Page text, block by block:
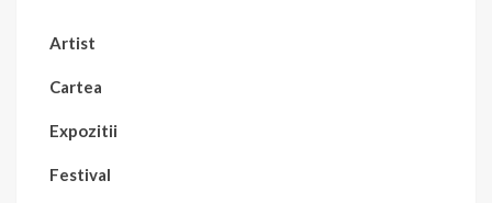
Artist
Cartea
Expozitii
Festival